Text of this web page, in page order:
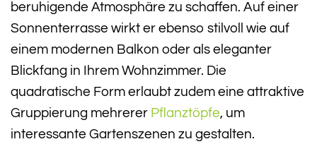
beruhigende Atmosphäre zu schaffen. Auf einer
Sonnenterrasse wirkt er ebenso stilvoll wie auf
einem modernen Balkon oder als eleganter
Blickfang in Ihrem Wohnzimmer. Die
quadratische Form erlaubt zudem eine attraktive
Gruppierung mehrerer Pflanztöpfe, um
interessante Gartenszenen zu gestalten.